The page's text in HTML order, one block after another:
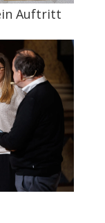
Auftritt